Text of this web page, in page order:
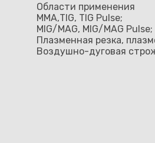
Области применения
ММА,TIG, TIG Pulse;
MIG/MAG, MIG/MAG Pulse;
Плазменная резка,
Воздушно-дуговая